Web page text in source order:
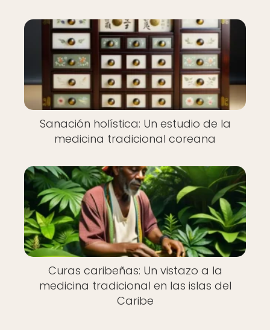
Sanación holística: Un estudio de la
medicina tradicional coreana
Curas caribeñas: Un vistazo a la
medicina tradicional en las islas del
Caribe